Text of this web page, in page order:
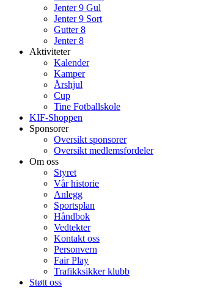
Jenter 9 Gul
Jenter 9 Sort
Gutter 8
Jenter 8
Aktiviteter
Kalender
Kamper
Årshjul
Cup
Tine Fotballskole
KIF-Shoppen
Sponsorer
Oversikt sponsorer
Oversikt medlemsfordeler
Om oss
Styret
Vår historie
Anlegg
Sportsplan
Håndbok
Vedtekter
Kontakt oss
Personvern
Fair Play
Trafikksikker klubb
Støtt oss